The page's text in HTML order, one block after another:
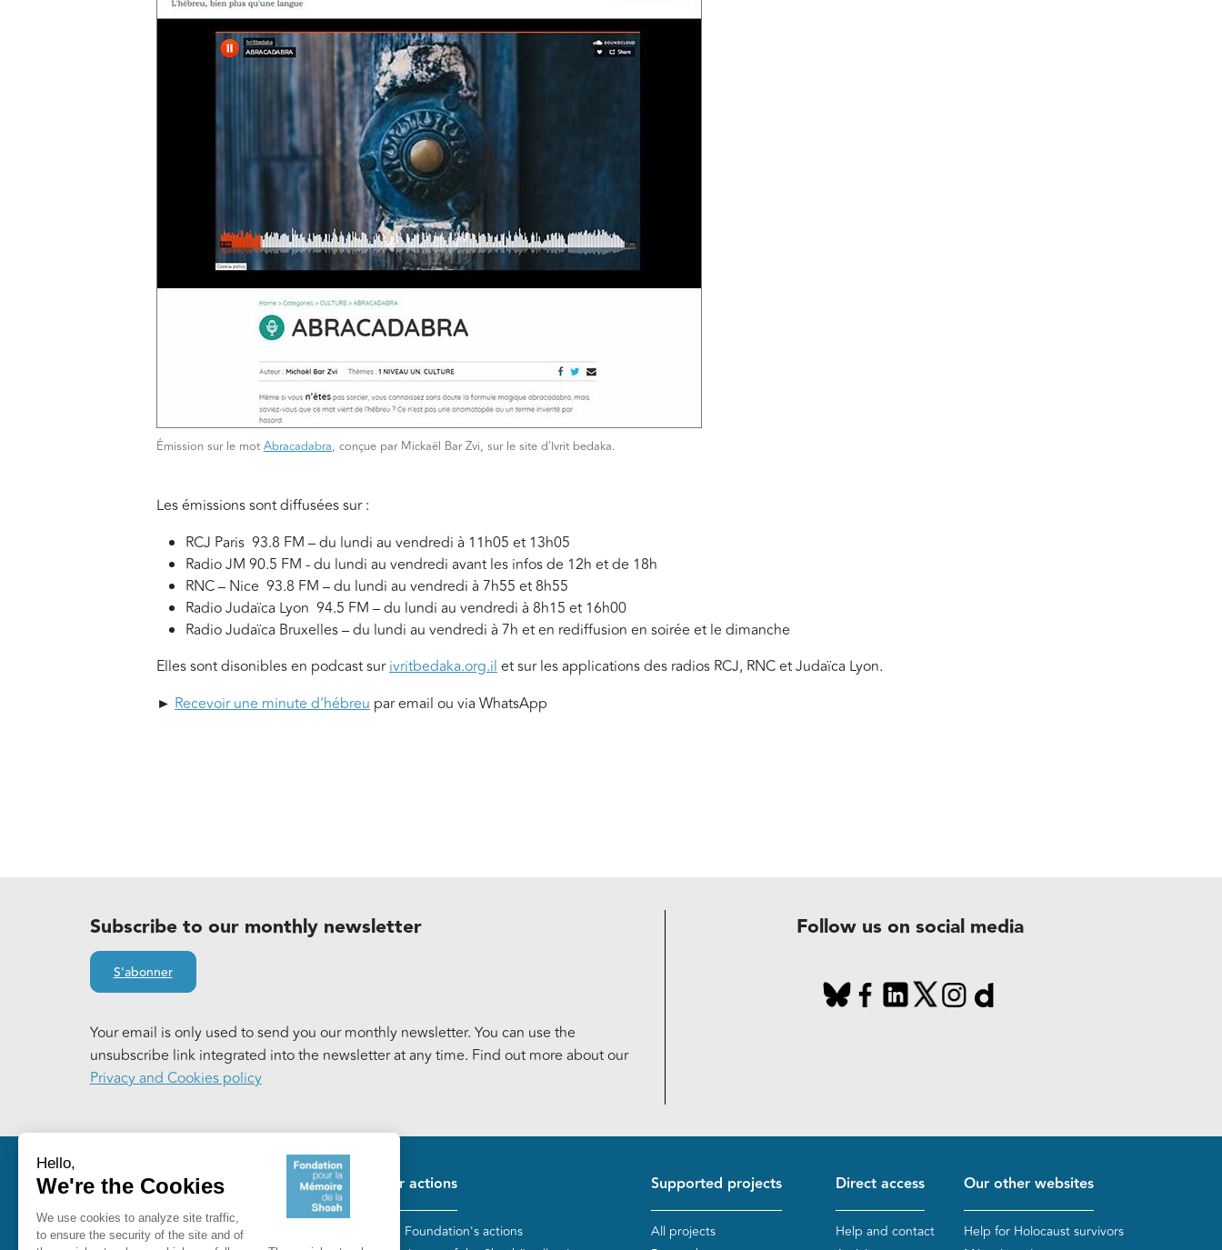
Émission sur le mot Abracadabra, conçue par Mickaël Bar Zvi, sur le site d'Ivrit bedaka.
Les émissions sont diffusées sur :
RCJ Paris 93.8 FM – du lundi au vendredi à 11h05 et 13h05
Radio JM 90.5 FM - du lundi au vendredi avant les infos de 12h et de 18h
RNC – Nice 93.8 FM – du lundi au vendredi à 7h55 et 8h55
Radio Judaïca Lyon 94.5 FM – du lundi au vendredi à 8h15 et 16h00
Radio Judaïca Bruxelles – du lundi au vendredi à 7h et en rediffusion en soirée et le dimanche
Elles sont disonibles en podcast surivritbedaka.org.ilet sur les applications des radios RCJ, RNC et Judaïca Lyon.
► Recevoir une minute d'hébreu par email ou via WhatsApp
Subscribe to our monthly newsletter
S'abonner
Your email is only used to send you our monthly newsletter. You can use the
unsubscribe link integrated into the newsletter at any time. Find out more about our
Privacy and Cookies policy
Follow us on social media
Fondation pour la Mémoire de la
Our actions
The Foundation's actions
Supported projects
All projects
Direct access
Help and contact
Our other websites
Help for Holocaust survivors